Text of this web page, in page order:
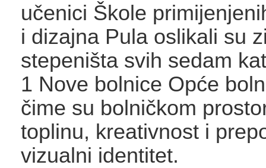
učenici Škole
i dizajna Pula oslikali su
stepeništa svih sedam
1 Nove bolnice Opće
čime su bolničkom
toplinu, kreativnost i
vizualni identitet.